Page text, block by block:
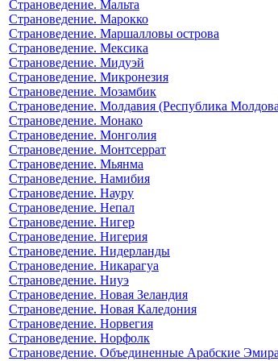
Страноведение. Мальта
Страноведение. Марокко
Страноведение. Маршалловы острова
Страноведение. Мексика
Страноведение. Мидуэй
Страноведение. Микронезия
Страноведение. Мозамбик
Страноведение. Молдавия (Республика
Страноведение. Монако
Страноведение. Монголия
Страноведение. Монтсеррат
Страноведение. Мьянма
Страноведение. Намибия
Страноведение. Науру
Страноведение. Непал
Страноведение. Нигер
Страноведение. Нигерия
Страноведение. Нидерланды
Страноведение. Никарагуа
Страноведение. Ниуэ
Страноведение. Новая Зеландия
Страноведение. Новая Каледония
Страноведение. Норвегия
Страноведение. Норфолк
Страноведение. Объединенные Арабские